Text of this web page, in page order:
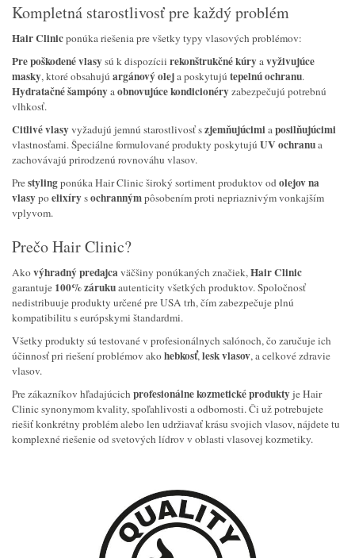
Kompletná starostlivosť pre každý problém
Hair Clinicponúka riešenia pre všetky typy vlasových problémov:
Pre poškodené vlasysú k dispozícii rekonštrukčné kúryavyživujúce
masky, ktoré obsahujú argánový oleja poskytujú tepelnú ochranu.
Hydratačné šampónyaobnovujúce kondicionéryzabezpečujú potrebnú
vlhkosť.
Citlivé vlasyvyžadujú jemnú starostlivosť szjemňujúcimiaposilňujúcimi
vlastnosťami. Špeciálne formulované produkty poskytujú UV ochranua
zachovávajú prirodzenú rovnováhu vlasov.
Prestylingponúka Hair Clinic široký sortiment produktov odolejov na
vlasypoelixírysochrannýmpôsobením proti nepriaznivým vonkajším
vplyvom.
Prečo Hair Clinic?
Akovýhradný predajcaväčšiny ponúkaných značiek,Hair Clinic
garantuje 100% zárukuautenticity všetkých produktov. Spoločnosť
nedistribuuje produkty určené pre USA trh, čím zabezpečuje plnú
kompatibilitu s európskymi štandardmi.
Všetky produkty sú testované v profesionálnych salónoch, čo zaručuje ich
účinnosť pri riešení problémov akohebkosť,lesk vlasov, a celkové zdravie
vlasov.
Pre zákazníkov hľadajúcichprofesionálne kozmetické produktyje Hair
Clinic synonymom kvality, spoľahlivosti a odbornosti. Či už potrebujete
riešiť konkrétny problém alebo len udržiavať krásu svojich vlasov, nájdete tu
komplexné riešenie od svetových lídrov v oblasti vlasovej kozmetiky.